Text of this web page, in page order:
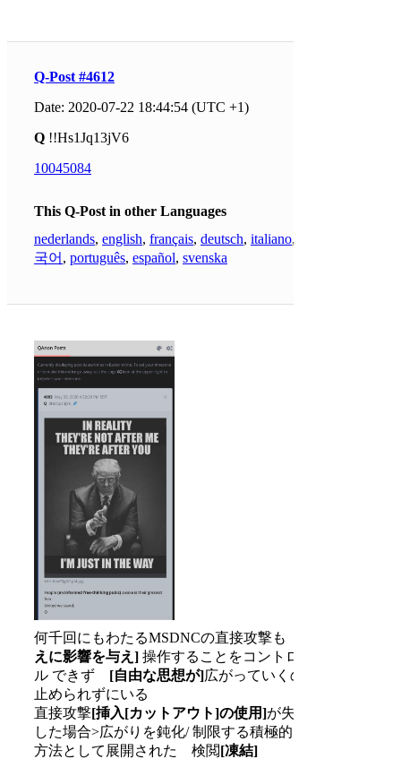
Q-Post #4612
Date: 2020-07-22 18:44:54 (UTC +1)
Q !!Hs1Jq13jV6
10045084
This Q-Post in other Languages
nederlands, english, français, deutsch, italiano,
국어 , português, español, svenska
何千回にもわたるMSDNCの直接攻撃も
えに影響を与え] 操作することをコントロー
ル できず [自由な思想が]広がっていくのを
止められずにいる
直接攻撃[挿入[カットアウト]の使用]が失敗
した場合>広がりを鈍化/ 制限する積極的な
方法として展開された 検閲[凍結]